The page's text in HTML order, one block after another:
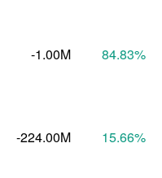
-1.00M 84.83%
-224.00M 15.66%